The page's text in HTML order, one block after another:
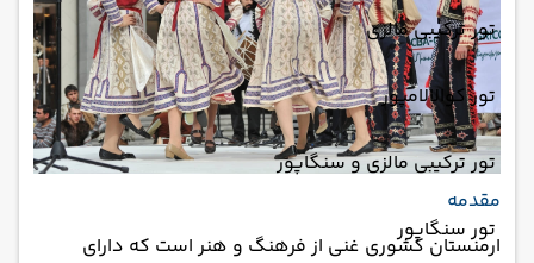
تور ترکیبی مالزی
تور کوالالامپور
تور ترکیبی مالزی و سنگاپور
تور سنگاپور
مقدمه
ارمنستان کشوری غنی از فرهنگ و هنر است که دارای